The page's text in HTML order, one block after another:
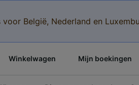
België, Nederland en
Winkelwagen Mijn boekingen